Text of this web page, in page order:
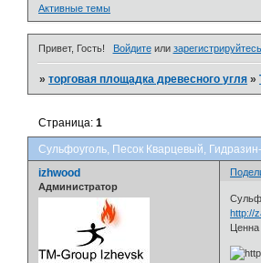
Активные темы
Привет, Гость! Войдитеили зарегистрируйтесь
»торговая площадка древесного угля »
Сульфоуголь, Песок Кварцевый,
Страница:1
izhwood
Администратор
http://